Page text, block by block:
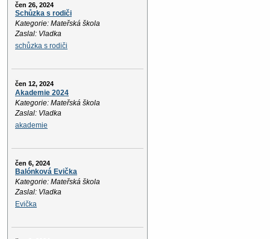
čen 26, 2024
Schůzka s rodiči
Kategorie: Mateřská škola
Zaslal: Vladka
schůzka s rodiči
čen 12, 2024
Akademie 2024
Kategorie: Mateřská škola
Zaslal: Vladka
akademie
čen 6, 2024
Balónková Evička
Kategorie: Mateřská škola
Zaslal: Vladka
Evička